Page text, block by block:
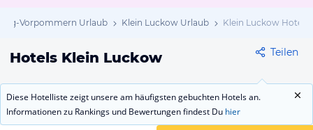
Vorpommern Urlaub Klein Luckow Urlaub Klein Luckow Hotels
Hotels Klein Luckow Teilen
Diese Hotelliste zeigt unsere am häufigsten gebuchten Hotels an.
Informationen zu Rankings und Bewertungen findest Du hier